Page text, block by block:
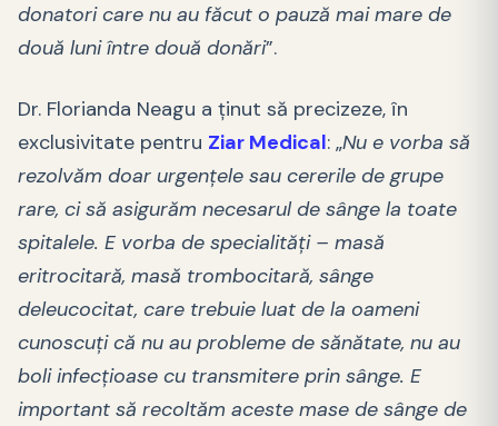
donatori care nu au făcut o pauză mai mare de
două luni între două donări”.
Dr. Florianda Neagu a ținut să precizeze, în
exclusivitate pentru Ziar Medical: „Nu e vorba să
rezolvăm doar urgențele sau cererile de grupe
rare, ci să asigurăm necesarul de sânge la toate
spitalele. E vorba de specialități – masă
eritrocitară, masă trombocitară, sânge
deleucocitat, care trebuie luat de la oameni
cunoscuți că nu au probleme de sănătate, nu au
boli infecțioase cu transmitere prin sânge. E
important să recoltăm aceste mase de sânge de